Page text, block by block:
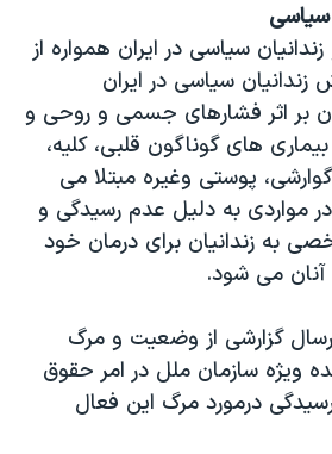
سیاسی
سیاسی در ایران همواره از
سیاسی در ایران
بر اثر فشارهای جسمی و روحی و
های گوناگون قلبی، کلیه،
پوستی وغیره مبتلا می
مواردی به دلیل عدم رسیدگی و
به زندانیان برای درمان خود
می شود.
گزارشی از وضعیت و مرگ
ویژه سازمان ملل در امر حقوق
درمورد مرگ این فعال